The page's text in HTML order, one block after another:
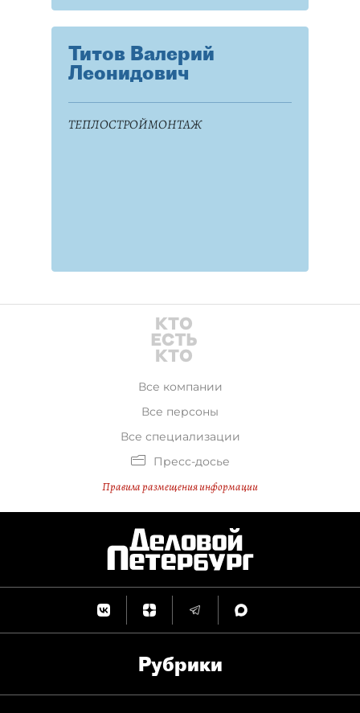
Титов Валерий
Леонидович
ТЕПЛОСТРОЙМОНТАЖ
Все компании
Все персоны
Все специализации
Пресс-досье
Правила размещения информации
Рубрики